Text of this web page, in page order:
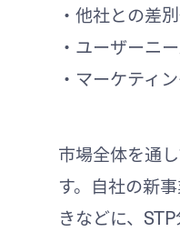
・他社との差
・ユーザーニ
・マーケティ
市場全体を通
す。自社の新
きなどに、